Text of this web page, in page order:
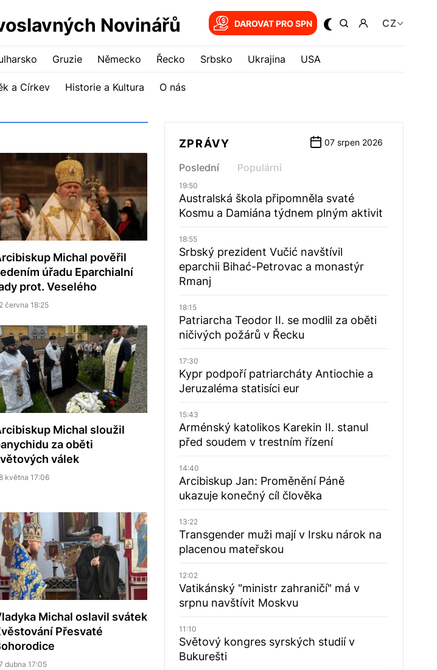
Novinářů DAROVAT PRO SPN CZ
Gruzie Německo Řecko Srbsko Ukrajina USA
a Církev Historie a Kultura O nás
Michal pověřil
úřadu Eparchialní
prot. Veselého
června 18:25
Michal sloužil
za oběti
válek
května 17:06
Michal oslavil svátek
Přesvaté
dubna 17:05
ZPRÁVY 07 srpen 2026
Poslední Populární
19:50
Australská škola připomněla svaté
Kosmu a Damiána týdnem plným aktivit
18:55
Srbský prezident Vučić navštívil
eparchii Bihać-Petrovac a monastýr
Rmanj
18:15
Patriarcha Teodor II. se modlil za oběti
ničivých požárů v Řecku
17:30
Kypr podpoří patriarcháty Antiochie a
Jeruzaléma statisíci eur
15:43
Arménský katolikos Karekin II. stanul
před soudem v trestním řízení
14:40
Arcibiskup Jan: Proměnění Páně
ukazuje konečný cíl člověka
13:22
Transgender muži mají v Irsku nárok na
placenou mateřskou
12:02
Vatikánský "ministr zahraničí" má v
srpnu navštívit Moskvu
11:10
Světový kongres syrských studií v
Bukurešti